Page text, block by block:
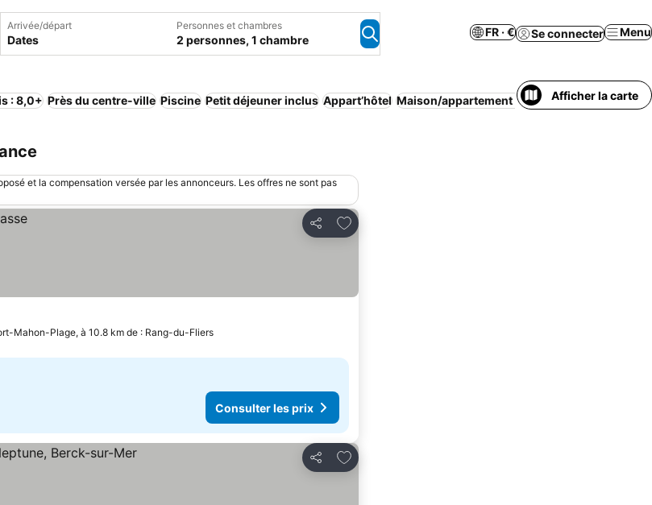
Arrivée/départ
Dates
Personnes et chambres
2 personnes, 1 chambre
FR · € Se connecter Menu
: 8,0+ Près du centre-ville Piscine Petit déjeuner inclus Appart’hôtel Maison/appartement entier Animaux
Afficher la carte
et la compensation versée par les annonceurs. Les offres ne sont pas
Partager
Ajouter à mes favoris
Mahon-Plage, à 10.8 km de : Rang-du-Fliers
Consulter les prix
Partager
Ajouter à mes favoris